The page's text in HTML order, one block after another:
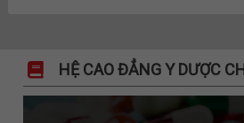
HỆ CAO ĐẲNG Y DƯỢC